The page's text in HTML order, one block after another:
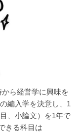
ら経営学に興味を
編入学を決意し、1
、小論文）を1年で
きる科目は